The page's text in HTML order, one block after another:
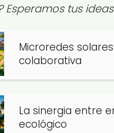
Esperamos tus
Microredes
colaborativa
La sinergia entre
ecológico